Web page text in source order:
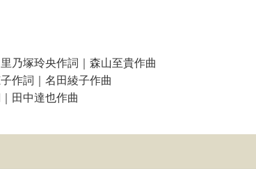
乃塚玲央作詞｜森山至貴作曲
作詞｜名田綾子作曲
田中達也作曲